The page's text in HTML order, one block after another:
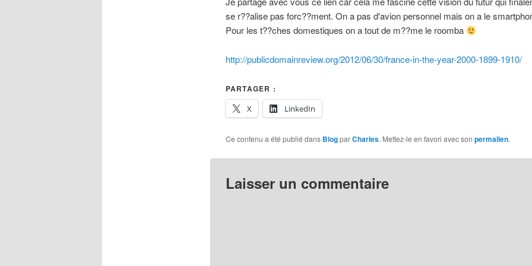
se r??alise pas forc??ment. On a pas d'avion personnel mais on a le
Pour les t??ches domestiques on a tout de m??me le roomba
http://publicdomainreview.org/2012/06/30/france-in-the-year-2000-1899-1910/
PARTAGER :
X
LinkedIn
Ce contenu a été publié dans BlogparCharles. Mettez-le en favori avec son permalien.
Laisser un commentaire